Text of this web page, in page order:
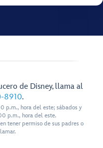
de Disney, llama al
8910.
p.m., hora del este; sábados y
p.m., hora del este.
tener permiso de sus padres o